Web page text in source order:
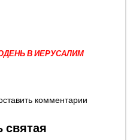
В ИЕРУСАЛИМ
Шаргунов - Что значит
комментарии
святая